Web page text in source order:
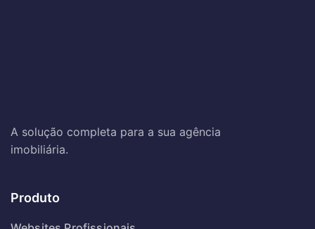
A solução completa para a sua agência
imobiliária.
Produto